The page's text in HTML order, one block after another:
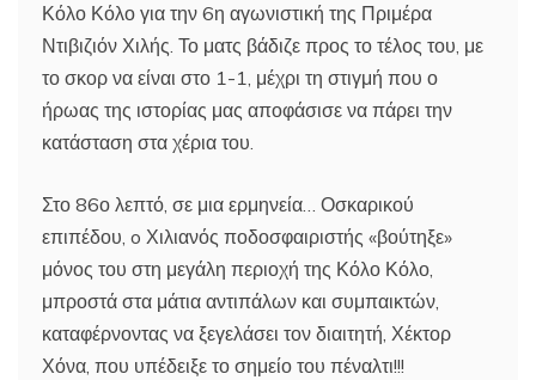
Κόλο Κόλο για την 6η αγωνιστική της Πριμέρα
Ντιβιζιόν Χιλής. Το ματς βάδιζε προς το τέλος του, με
το σκορ να είναι στο 1-1, μέχρι τη στιγμή που ο
ήρωας της ιστορίας μας αποφάσισε να πάρει την
κατάσταση στα χέρια του.
Στο 86ο λεπτό, σε μια ερμηνεία… Οσκαρικού
επιπέδου, o Χιλιανός ποδοσφαιριστής «βούτηξε»
μόνος του στη μεγάλη περιοχή της Κόλο Κόλο,
μπροστά στα μάτια αντιπάλων και συμπαικτών,
καταφέρνοντας να ξεγελάσει τον διαιτητή, Χέκτορ
Χόνα, που υπέδειξε το σημείο του πέναλτι!!!